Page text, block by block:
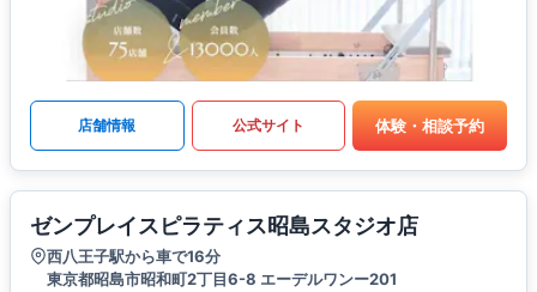
店舗情報 公式サイト 体験・相談予約
ゼンプレイスピラティス昭島スタジオ店
西八王子駅から車で16分
東京都昭島市昭和町2丁目6-8 エーデルワンー201